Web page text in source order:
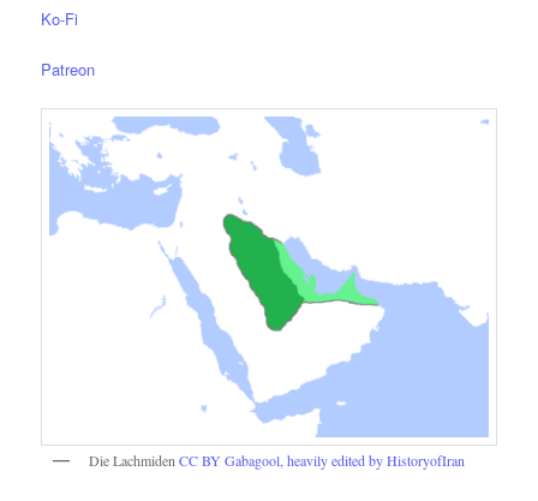
Ko-Fi
Patreon
Die LachmidenCC BYGabagool, heavily edited by HistoryofIran